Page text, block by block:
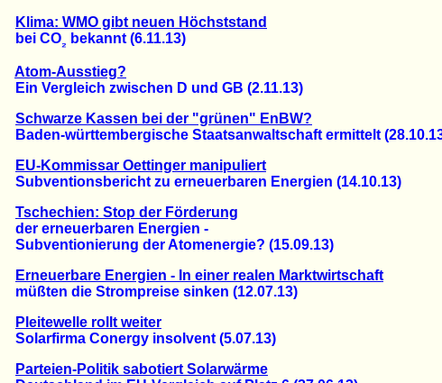
Klima: WMO gibt neuen Höchststand
bei CO₂ bekannt (6.11.13)
Atom-Ausstieg?
Ein Vergleich zwischen D und GB (2.11.13)
Schwarze Kassen bei der "grünen" EnBW?
Baden-württembergische Staatsanwaltschaft ermittelt
EU-Kommissar Oettinger manipuliert
Subventionsbericht zu erneuerbaren Energien (14.10.13)
Tschechien: Stop der Förderung
der erneuerbaren Energien -
Subventionierung der Atomenergie? (15.09.13)
Erneuerbare Energien - In einer realen Marktwirtschaft
müßten die Strompreise sinken (12.07.13)
Pleitewelle rollt weiter
Solarfirma Conergy insolvent (5.07.13)
Parteien-Politik sabotiert Solarwärme